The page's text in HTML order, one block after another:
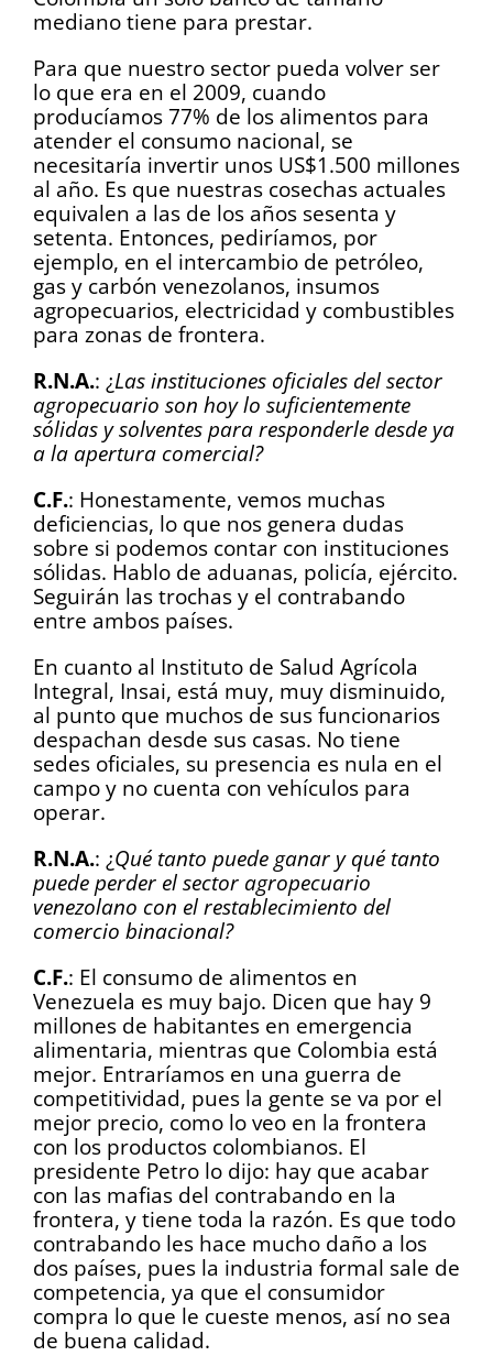
mediano tiene para prestar.
Para que nuestro sector pueda volver ser
lo que era en el 2009, cuando
producíamos 77% de los alimentos para
atender el consumo nacional, se
necesitaría invertir unos US$1.500 millones
al año. Es que nuestras cosechas actuales
equivalen a las de los años sesenta y
setenta. Entonces, pediríamos, por
ejemplo, en el intercambio de petróleo,
gas y carbón venezolanos, insumos
agropecuarios, electricidad y combustibles
para zonas de frontera.
R.N.A.: ¿Las instituciones oficiales del sector
agropecuario son hoy lo suficientemente
sólidas y solventes para responderle desde ya
a la apertura comercial?
C.F.: Honestamente, vemos muchas
deficiencias, lo que nos genera dudas
sobre si podemos contar con instituciones
sólidas. Hablo de aduanas, policía, ejército.
Seguirán las trochas y el contrabando
entre ambos países.
En cuanto al Instituto de Salud Agrícola
Integral, Insai, está muy, muy disminuido,
al punto que muchos de sus funcionarios
despachan desde sus casas. No tiene
sedes oficiales, su presencia es nula en el
campo y no cuenta con vehículos para
operar.
R.N.A.: ¿Qué tanto puede ganar y qué tanto
puede perder el sector agropecuario
venezolano con el restablecimiento del
comercio binacional?
C.F.: El consumo de alimentos en
Venezuela es muy bajo. Dicen que hay 9
millones de habitantes en emergencia
alimentaria, mientras que Colombia está
mejor. Entraríamos en una guerra de
competitividad, pues la gente se va por el
mejor precio, como lo veo en la frontera
con los productos colombianos. El
presidente Petro lo dijo: hay que acabar
con las mafias del contrabando en la
frontera, y tiene toda la razón. Es que todo
contrabando les hace mucho daño a los
dos países, pues la industria formal sale de
competencia, ya que el consumidor
compra lo que le cueste menos, así no sea
de buena calidad.